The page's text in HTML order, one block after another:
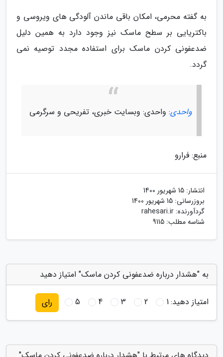
به گفته محرمی، امکان باقی ماندن آلودگی های ویروسی و
باکتریایی بر سطح ماسک نیز وجود دارد به همین دلیل
ضدعفونی کردن ماسک برای استفاده مجدد توصیه نمی
گردد.
واحدی: واحدی: وبسایت خبری، تفریحی و سرگرمی
منبع: فرارو
انتشار: 15 شهریور 1400
بروزرسانی: 15 شهریور 1400
گردآورنده: rahesari.ir
شناسه مطلب: 9115
به "هشدار درباره ضدعفونی کردن ماسک" امتیاز دهید
امتیاز دهید:1
2
3
4
5 رای